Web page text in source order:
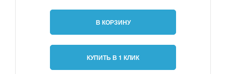
В КОРЗИНУ
КУПИТЬ В 1 КЛИК